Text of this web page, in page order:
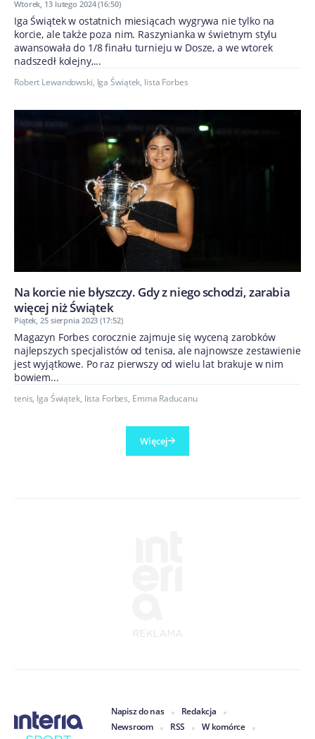
Wtorek, 13 lutego 2024 (16:50)
Iga Świątek w ostatnich miesiącach wygrywa nie tylko na
korcie, ale także poza nim. Raszynianka w świetnym stylu
awansowała do 1/8 finału turnieju w Dosze, a we wtorek
nadszedł kolejny,...
Robert Lewandowski, Iga Świątek, lista Forbes
Na korcie nie błyszczy. Gdy z niego schodzi, zarabia
więcej niż Świątek
Piątek, 25 sierpnia 2023 (17:52)
Magazyn Forbes corocznie zajmuje się wyceną zarobków
najlepszych specjalistów od tenisa, ale najnowsze zestawienie
jest wyjątkowe. Po raz pierwszy od wielu lat brakuje w nim
bowiem...
tenis, Iga Świątek, lista Forbes, Emma Raducanu
Więcej
Napisz do nas
Redakcja
Newsroom
RSS
W komórce